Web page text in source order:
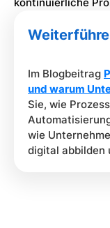
Im Blogbeitrag
und warum
Sie, wie
wie
digital abbilden